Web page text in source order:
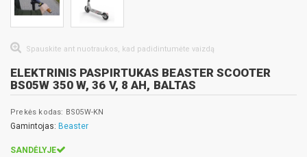
Spauskite ant nuotraukos, kad padidintumėte vaizdą
ELEKTRINIS PASPIRTUKAS BEASTER SCOOTER
BS05W 350 W, 36 V, 8 AH, BALTAS
Prekės kodas: BS05W-KN
Gamintojas: Beaster
SANDĖLYJE